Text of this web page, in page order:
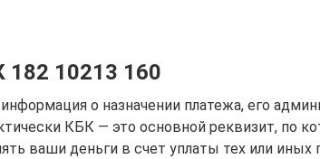
10213 160
о назначении платежа, его
КБК — это основной реквизит, по
ваши деньги в счет уплаты тех или иных